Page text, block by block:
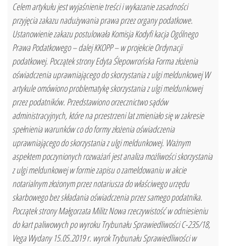
Celem artykułu jest wyjaśnienie treści i wykazanie zasadności
przyjęcia zakazu nadużywania prawa przez organy podatkowe.
Ustanowienie zakazu postulowała Komisja Kodyfi kacja Ogólnego
Prawa Podatkowego – dalej KKOPP – w projekcie Ordynacji
podatkowej. Początek strony Edyta Ślepowrońska Forma złożenia
oświadczenia uprawniającego do skorzystania z ulgi meldunkowej W
artykule omówiono problematykę skorzystania z ulgi meldunkowej
przez podatników. Przedstawiono orzecznictwo sądów
administracyjnych, które na przestrzeni lat zmieniało się w zakresie
spełnienia warunków co do formy złożenia oświadczenia
uprawniającego do skorzystania z ulgi meldunkowej. Ważnym
aspektem poczynionych rozważań jest analiza możliwości skorzystania
z ulgi meldunkowej w formie zapisu o zameldowaniu w akcie
notarialnym złożonym przez notariusza do właściwego urzędu
skarbowego bez składania oświadczenia przez samego podatnika.
Początek strony Małgorzata Militz Nowa rzeczywistość w odniesieniu
do kart paliwowych po wyroku Trybunału Sprawiedliwości C-235/18,
Vega Wydany 15.05.2019 r. wyrok Trybunału Sprawiedliwości w